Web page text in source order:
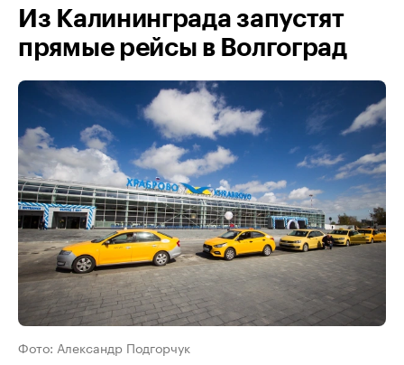
Из Калининграда запустят
прямые рейсы в Волгоград
Фото: Александр Подгорчук